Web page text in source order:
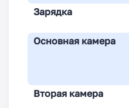
Зарядка
Основная камера
Вторая камера